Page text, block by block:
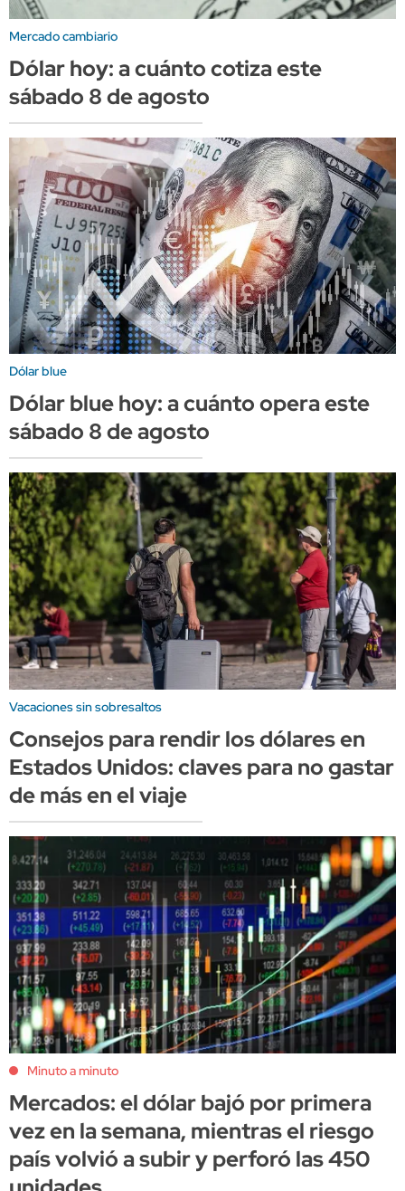
Mercado cambiario
Dólar hoy: a cuánto cotiza este
sábado 8 de agosto
Dólar blue
Dólar blue hoy: a cuánto opera este
sábado 8 de agosto
Vacaciones sin sobresaltos
Consejos para rendir los dólares en
Estados Unidos: claves para no gastar
de más en el viaje
Minuto a minuto
Mercados: el dólar bajó por primera
vez en la semana, mientras el riesgo
país volvió a subir y perforó las 450